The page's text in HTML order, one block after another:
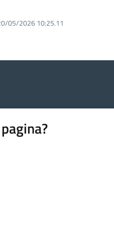
05/2026 10:25.11